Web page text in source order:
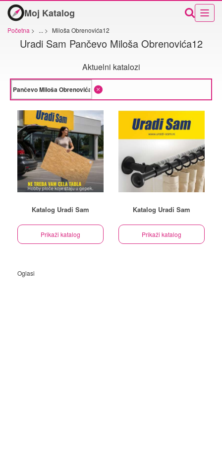
Moj Katalog
Početna > ... > Miloša Obrenovića12
Uradi Sam Pančevo Miloša Obrenovića12
Aktuelni katalozi
Katalog Uradi Sam
Prikaži katalog
Katalog Uradi Sam
Prikaži katalog
Oglasi